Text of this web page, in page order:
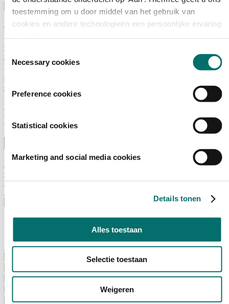
toestemming om u door middel van het gebruik van
cookies en andere technologieën een persoonlijke ervaring
Toestemmingsselectie
Necessary cookies
Preference cookies
Statistical cookies
Marketing and social media cookies
Details tonen
Alles toestaan
Selectie toestaan
Weigeren
Over Horecava
Contact
Waarom Horecava
Beursprofiel
Vacatures
Ticket kopen voor Horecava
TICKETS HORECAVA
NIEUWSBRIEF
Contact
Perskamer
English
Home
Adverteren
Over Horecava